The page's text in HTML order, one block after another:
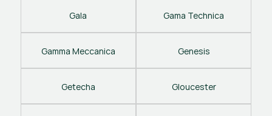
Gala Gama Technica
Gamma Meccanica Genesis
Getecha Gloucester